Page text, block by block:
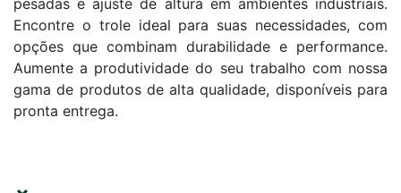
pesadas e ajuste de altura em ambientes industriais.
Encontre o trole ideal para suas necessidades, com
opções que combinam durabilidade e performance.
Aumente a produtividade do seu trabalho com nossa
gama de produtos de alta qualidade, disponíveis para
pronta entrega.